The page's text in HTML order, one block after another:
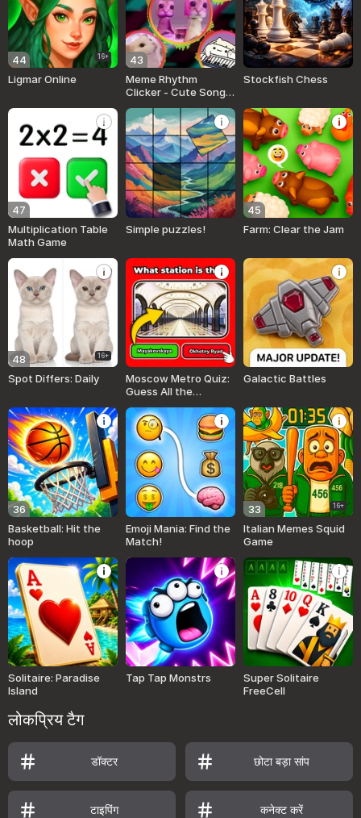
44 16+
Ligmar Online
43
Meme Rhythm
Clicker - Сute Songs
of Funny Cats!
Stockfish Chess
47
Multiplication Table
Math Game
Simple puzzles!
45
Farm: Clear the Jam
48 16+
Spot Differs: Daily
Moscow Metro Quiz:
Guess All the
Stations!
Galactic Battles
36
Basketball: Hit the
hoop
Emoji Mania: Find the
Match!
33 16+
Italian Memes Squid
Game
Solitaire: Paradise
Island
Tap Tap Monstrs
Super Solitaire
FreeCell
लोकप्रिय टैग
डॉक्टर छोटा बड़ा सांप
टाइपिंग कनेक्ट करें